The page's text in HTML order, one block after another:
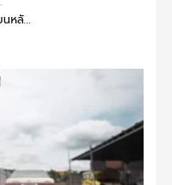
หลั...